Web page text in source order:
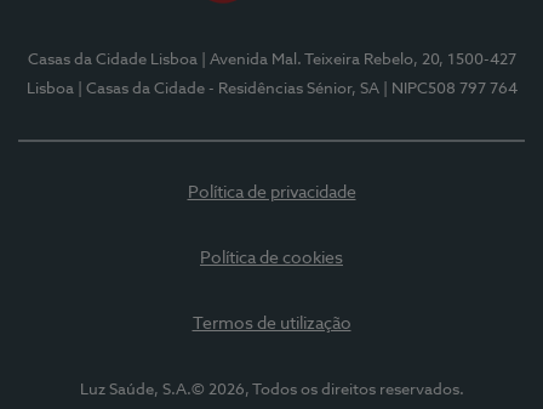
Casas da Cidade Lisboa
| Avenida Mal. Teixeira Rebelo, 20, 1500-427
Lisboa
| Casas da Cidade - Residências Sénior, SA | NIPC508 797 764
Política de privacidade
Política de cookies
Termos de utilização
Luz Saúde, S.A.© 2026, Todos os direitos reservados.